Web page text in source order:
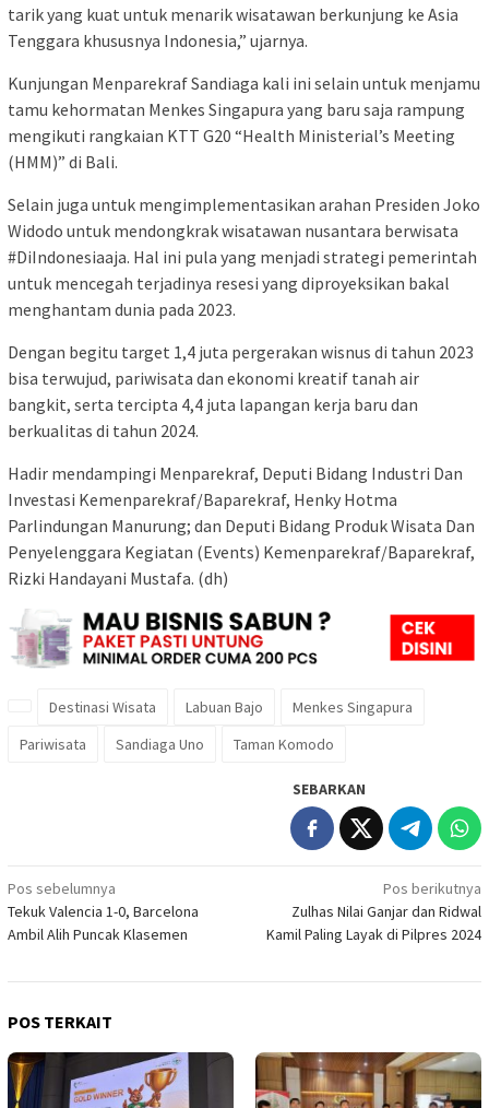
tarik yang kuat untuk menarik wisatawan berkunjung ke Asia
Tenggara khususnya Indonesia,” ujarnya.
Kunjungan Menparekraf Sandiaga kali ini selain untuk menjamu
tamu kehormatan Menkes Singapura yang baru saja rampung
mengikuti rangkaian KTT G20 “Health Ministerial’s Meeting
(HMM)” di Bali.
Selain juga untuk mengimplementasikan arahan Presiden Joko
Widodo untuk mendongkrak wisatawan nusantara berwisata
#DiIndonesiaaja. Hal ini pula yang menjadi strategi pemerintah
untuk mencegah terjadinya resesi yang diproyeksikan bakal
menghantam dunia pada 2023.
Dengan begitu target 1,4 juta pergerakan wisnus di tahun 2023
bisa terwujud, pariwisata dan ekonomi kreatif tanah air
bangkit, serta tercipta 4,4 juta lapangan kerja baru dan
berkualitas di tahun 2024.
Hadir mendampingi Menparekraf, Deputi Bidang Industri Dan
Investasi Kemenparekraf/Baparekraf, Henky Hotma
Parlindungan Manurung; dan Deputi Bidang Produk Wisata Dan
Penyelenggara Kegiatan (Events) Kemenparekraf/Baparekraf,
Rizki Handayani Mustafa. (dh)
Destinasi Wisata Labuan Bajo
Menkes Singapura
Pariwisata
Sandiaga Uno Taman Komodo
SEBARKAN
Navigasi
pos
Pos sebelumnya
Tekuk Valencia 1-0, Barcelona
Ambil Alih Puncak Klasemen
Pos berikutnya
Zulhas Nilai Ganjar dan Ridwal
Kamil Paling Layak di Pilpres 2024
POS TERKAIT